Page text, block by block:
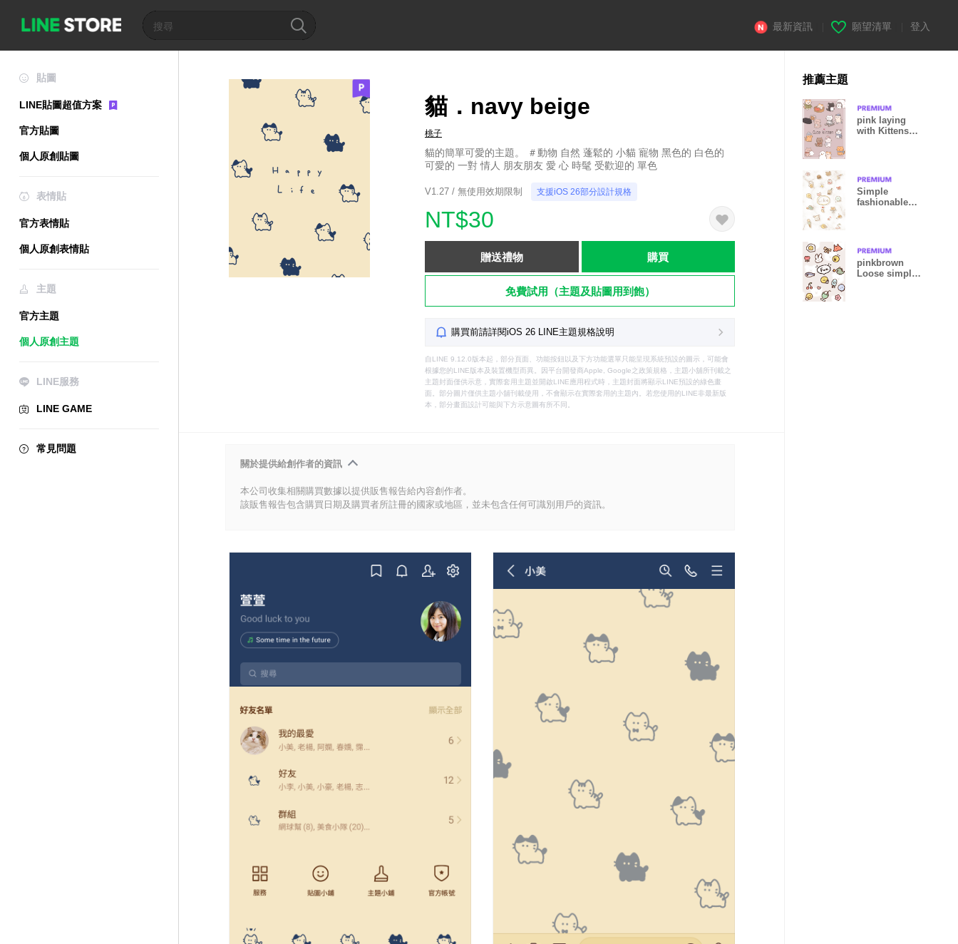
最新資訊 願望清單 登入
貼圖
LINE貼圖超值方案
官方貼圖
個人原創貼圖
表情貼
官方表情貼
個人原創表情貼
主題
官方主題
個人原創主題
LINE服務
LINE GAME
常見問題
貓．navy beige
桃子
貓的簡單可愛的主題。 ＃動物 自然 蓬鬆的 小貓 寵物 黑色的 白色的
可愛的 一對 情人 朋友朋友 愛 心 時髦 受歡迎的 單色
V1.27 / 無使用效期限制 支援iOS 26部分設計規格
NT$30
贈送禮物 購買
免費試用（主題及貼圖用到飽）
購買前請詳閱iOS 26 LINE主題規格說明
自LINE 9.12.0版本起，部分頁面、功能按鈕以及下方功能選單只能呈現系統預設的圖示，可能會
根據您的LINE版本及裝置機型而異。因平台開發商Apple, Google之政策規格，主題小舖所刊載之
主題封面僅供示意，實際套用主題並開啟LINE應用程式時，主題封面將顯示LINE預設的綠色畫
面。部分圖片僅供主題小舖刊載使用，不會顯示在實際套用的主題內。若您使用的LINE非最新版
本，部分畫面設計可能與下方示意圖有所不同。
關於提供給創作者的資訊
本公司收集相關購買數據以提供販售報告給內容創作者。
該販售報告包含購買日期及購買者所註冊的國家或地區，並未包含任何可識別用戶的資訊。
推薦主題
pink laying
with Kittens
Simple
fashionable
pinkbrown
Loose simple